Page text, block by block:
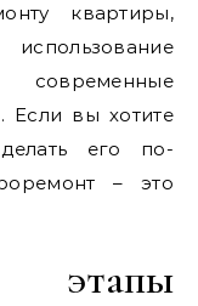
квартиры,
современные
Если вы хотите
его по-
– это